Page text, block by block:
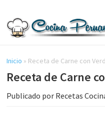
contenido
lateral
principal
Cocina
Peruana,
Recetas
de
Comida
Inicio » Receta de Carne con
Receta de Carne
Publicado por Recetas